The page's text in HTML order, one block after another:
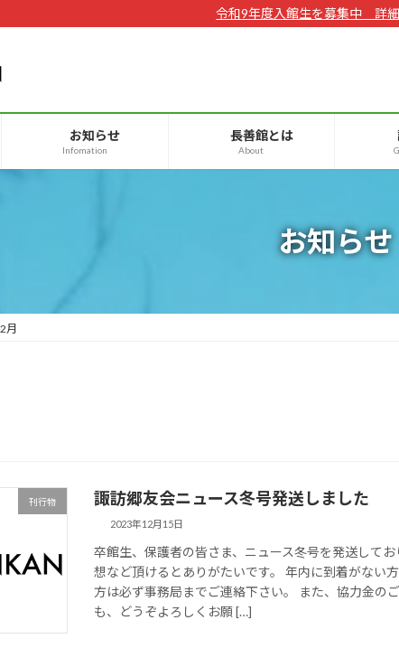
令和9年度入館生を募集中 詳
お知らせ
Infomation
長善館とは
About
お知らせ
月
刊行物 諏訪郷友会ニュース冬号発送しました
2023年12月15日
卒館生、保護者の皆さま、ニュース冬号を発送して
想など頂けるとありがたいです。 年内に到着がない
方は必ず事務局までご連絡下さい。 また、協力金の
も、どうぞよろしくお願 […]